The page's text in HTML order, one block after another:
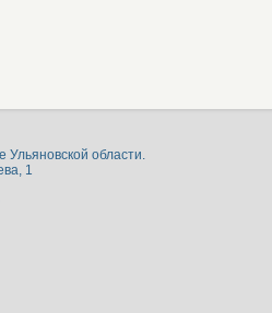
области.
1